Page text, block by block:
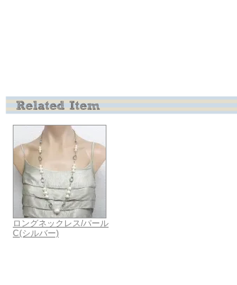
ロングネックレス/パール
C(シルバー)